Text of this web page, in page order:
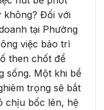
không? Đối với
tại Phường
việc bảo trì
then chốt để
sống. Một khi bể
trọng sẽ bắt
chịu bốc lên, hệ